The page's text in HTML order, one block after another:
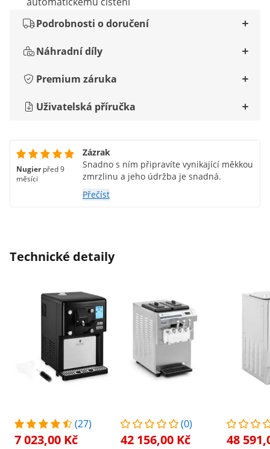
Podrobnosti o doručení
Náhradní díly
Premium záruka
Uživatelská příručka
Nugierpřed 9
měsíci
Zázrak
Snadno s ním připravíte vynikající měkkou
zmrzlinu a jeho údržba je snadná.
Přečíst
Technické detaily
(27)
7 023,00 Kč
(0)
42 156,00 Kč 48